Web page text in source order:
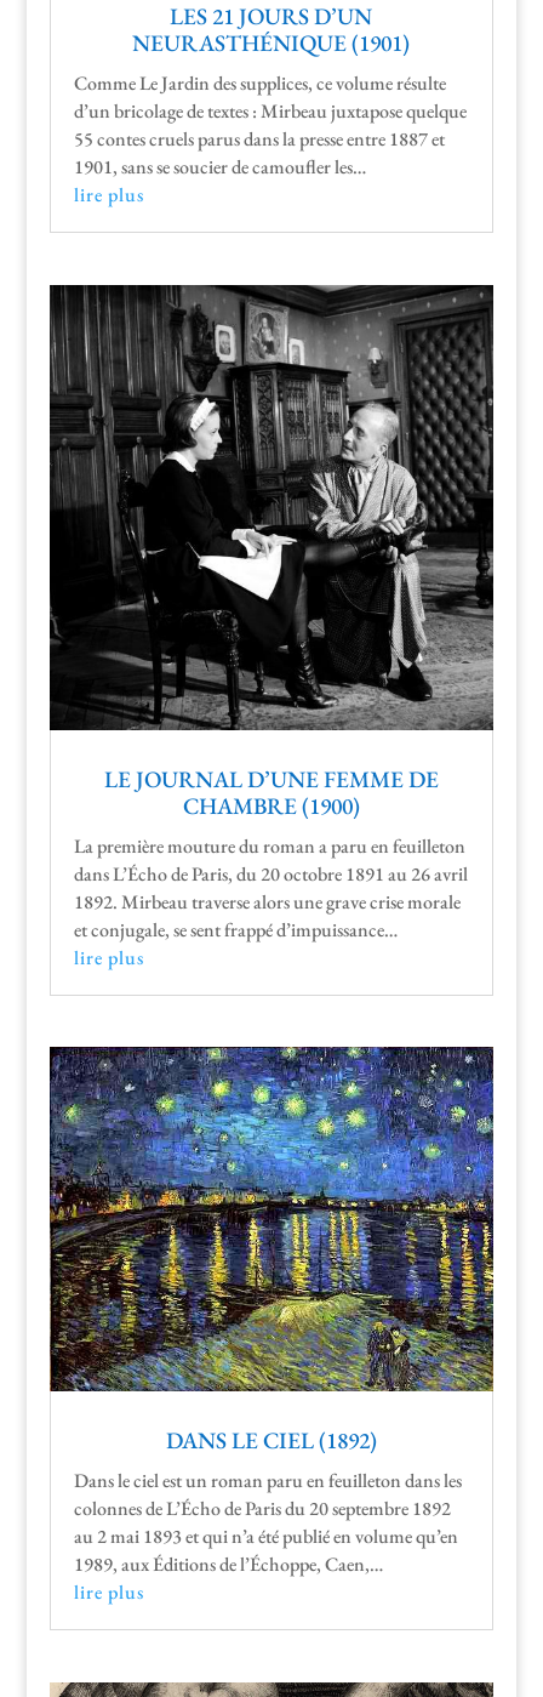
LES 21 JOURS D’UN
NEURASTHÉNIQUE (1901)
Comme Le Jardin des sup­plices, ce vol­ume résulte
d’un brico­lage de textes : Mir­beau jux­ta­pose quelque
55 con­tes cru­els parus dans la presse entre 1887 et
1901, sans se souci­er de cam­ou­fler les…
lire plus
LE JOURNAL D’UNE FEMME DE
CHAMBRE (1900)
La pre­mière mou­ture du roman a paru en feuil­leton
dans L’É­cho de Paris, du 20 octo­bre 1891 au 26 avril
1892. Mir­beau tra­verse alors une grave crise morale
et con­ju­gale, se sent frap­pé d’impuissance…
lire plus
DANS LE CIEL (1892)
Dans le ciel est un roman paru en feuil­leton dans les
colonnes de L’É­cho de Paris du 20 sep­tem­bre 1892
au 2 mai 1893 et qui n’a été pub­lié en vol­ume qu’en
1989, aux Édi­tions de l’Échoppe, Caen,…
lire plus